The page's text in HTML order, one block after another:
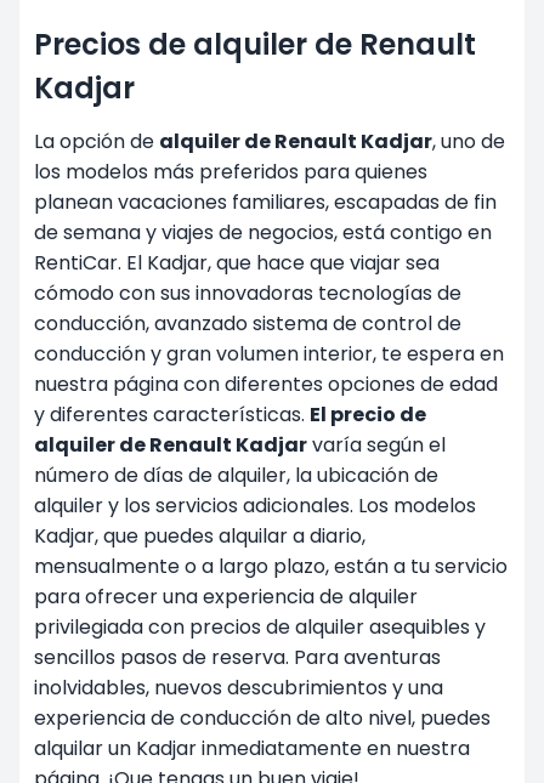
Precios de alquiler de Renault
Kadjar
La opción de alquiler de Renault Kadjar, uno de
los modelos más preferidos para quienes
planean vacaciones familiares, escapadas de fin
de semana y viajes de negocios, está contigo en
RentiCar. El Kadjar, que hace que viajar sea
cómodo con sus innovadoras tecnologías de
conducción, avanzado sistema de control de
conducción y gran volumen interior, te espera en
nuestra página con diferentes opciones de edad
y diferentes características. El precio de
alquiler de Renault Kadjarvaría según el
número de días de alquiler, la ubicación de
alquiler y los servicios adicionales. Los modelos
Kadjar, que puedes alquilar a diario,
mensualmenteo a largo plazo, están a tu servicio
para ofrecer una experiencia de alquiler
privilegiada con precios de alquiler asequibles y
sencillos pasos de reserva. Para aventuras
inolvidables, nuevos descubrimientos y una
experiencia de conducción de alto nivel, puedes
alquilar un Kadjar inmediatamente en nuestra